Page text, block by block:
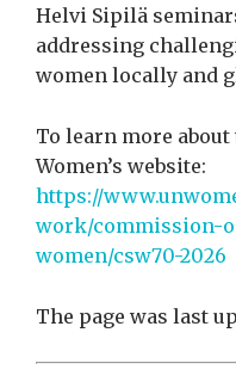
Helvi Sipilä
addressing
women locally and
To learn more about
Women’s website:
https://
work/commission-
women/csw70-2026
The page was last